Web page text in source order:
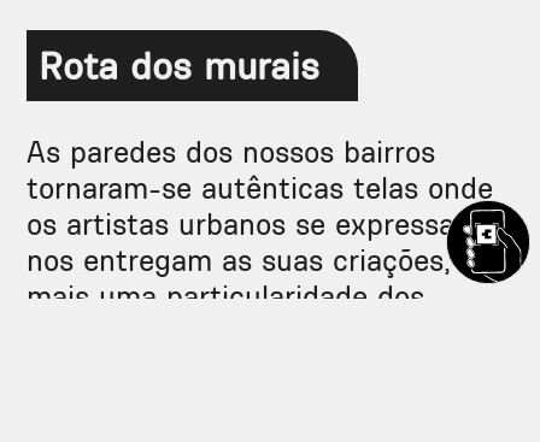
Rota dos murais
As paredes dos nossos bairros
tornaram-se autênticas telas onde
os artistas urbanos se expressam e
nos entregam as suas criações,
mais uma particularidade dos